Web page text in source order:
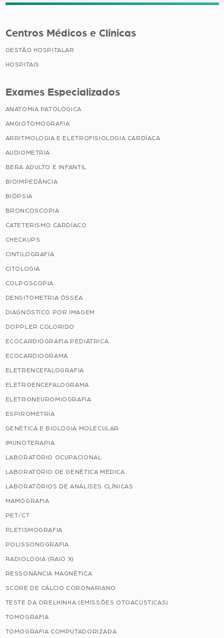
Centros Médicos e Clínicas
GESTÃO HOSPITALAR
HOSPITAIS
Exames Especializados
ANATOMIA PATOLÓGICA
ANGIOTOMOGRAFIA
ARRITMOLOGIA E ELETROFISIOLOGIA CARDÍACA
AUDIOMETRIA
BERA ADULTO E INFANTIL
BIOIMPEDÂNCIA
BIÓPSIA
BRONCOSCOPIA
CATETERISMO CARDÍACO
CHECKUPS
CINTILOGRAFIA
CITOLOGIA
COLPOSCOPIA
DENSITOMETRIA ÓSSEA
DIAGNÓSTICO POR IMAGEM
DOPPLER COLORIDO
ECOCARDIOGRAFIA PEDIÁTRICA
ECOCARDIOGRAMA
ELETRENCEFALOGRAFIA
ELETROENCEFALOGRAMA
ELETRONEUROMIOGRAFIA
ESPIROMETRIA
GENÉTICA E BIOLOGIA MOLECULAR
IMUNOTERAPIA
LABORATÓRIO OCUPACIONAL
LABORATÓRIO DE GENÉTICA MÉDICA
LABORATÓRIOS DE ANÁLISES CLÍNICAS
MAMOGRAFIA
PET/CT
PLETISMOGRAFIA
POLISSONOGRAFIA
RADIOLOGIA (RAIO X)
RESSONÂNCIA MAGNÉTICA
SCORE DE CÁLCIO CORONARIANO
TESTE DA ORELHINHA (EMISSÕES OTOACÚSTICAS)
TOMOGRAFIA
TOMOGRAFIA COMPUTADORIZADA